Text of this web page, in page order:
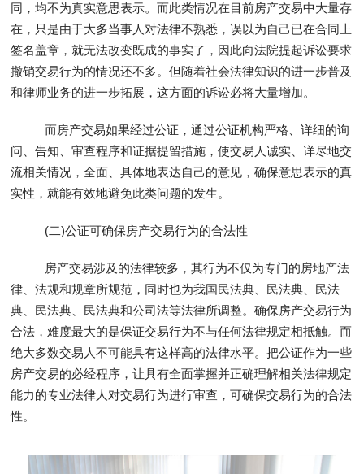
同，均不为真实意思表示。而此类情况在目前房产交易中大量存
在，只是由于大多当事人对法律不熟悉，误以为自己已在合同上
签名盖章，就无法改变既成的事实了，因此向法院提起诉讼要求
撤销交易行为的情况还不多。但随着社会法律知识的进一步普及
和律师业务的进一步拓展，这方面的诉讼必将大量增加。
而房产交易如果经过公证，通过公证机构严格、详细的询
问、告知、审查程序和证据提留措施，使交易人诚实、详尽地交
流相关情况，全面、具体地表达自己的意见，确保意思表示的真
实性，就能有效地避免此类问题的发生。
(二)公证可确保房产交易行为的合法性
房产交易涉及的法律较多，其行为不仅为专门的房地产法
律、法规和规章所规范，同时也为我国民法典、民法典、民法
典、民法典、民法典和公司法等法律所调整。确保房产交易行为
合法，难度最大的是保证交易行为不与任何法律规定相抵触。而
绝大多数交易人不可能具有这样高的法律水平。把公证作为一些
房产交易的必经程序，让具有全面掌握并正确理解相关法律规定
能力的专业法律人对交易行为进行审查，可确保交易行为的合法
性。